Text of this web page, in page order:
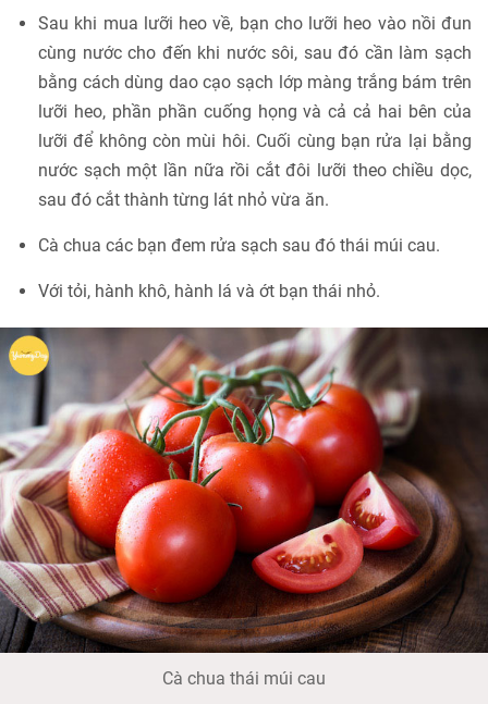
Sau khi mua lưỡi heo về, bạn cho lưỡi heo vào nồi đun
cùng nước cho đến khi nước sôi, sau đó cần làm sạch
bằng cách dùng dao cạo sạch lớp màng trắng bám trên
lưỡi heo, phần phần cuống họng và cả cả hai bên của
lưỡi để không còn mùi hôi. Cuối cùng bạn rửa lại bằng
nước sạch một lần nữa rồi cắt đôi lưỡi theo chiều dọc,
sau đó cắt thành từng lát nhỏ vừa ăn.
Cà chua các bạn đem rửa sạch sau đó thái múi cau.
Với tỏi, hành khô, hành lá và ớt bạn thái nhỏ.
Cà chua thái múi cau